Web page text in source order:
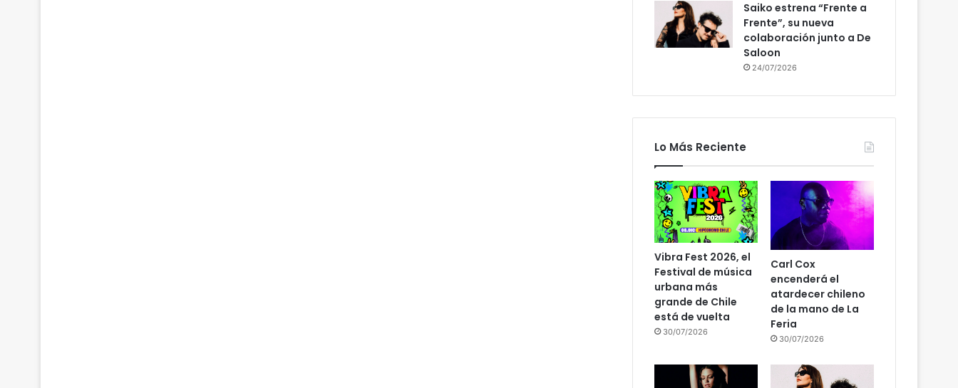
Saiko estrena “Frente a
Frente”, su nueva
colaboración junto a De
Saloon
24/07/2026
Lo Más Reciente
Vibra Fest 2026, el
Festival de música
urbana más
grande de Chile
está de vuelta
30/07/2026
Carl Cox
encenderá el
atardecer chileno
de la mano de La
Feria
30/07/2026